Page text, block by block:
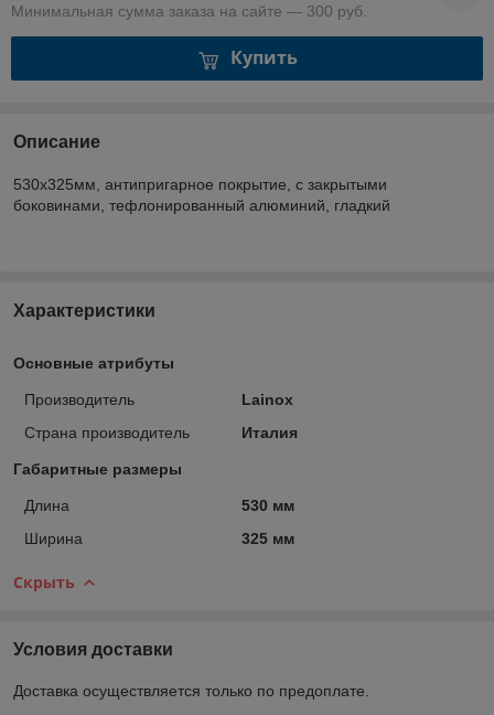
Минимальная сумма заказа на сайте — 300 руб.
Купить
Описание
530х325мм, антипригарное покрытие, с закрытыми
боковинами, тефлонированный алюминий, гладкий
Характеристики
Основные атрибуты
Производитель
Lainox
Страна производитель
Италия
Габаритные размеры
Длина
530 мм
Ширина
325 мм
Скрыть
Условия доставки
Доставка осуществляется только по предоплате.